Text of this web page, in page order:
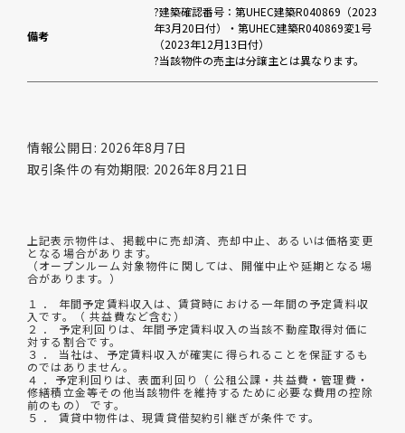
備考
?建築確認番号：第UHEC建築R040869（2023
年3月20日付）・第UHEC建築R040869変1号
（2023年12月13日付）
?当該物件の売主は分譲主とは異なります。
情報公開日: 2026年8月7日
取引条件の有効期限: 2026年8月21日
上記表示物件は、掲載中に売却済、売却中止、あるいは価格変更
となる場合があります。
（オープンルーム対象物件に関しては、開催中止や延期となる場
合があります。）
１ ． 年間予定賃料収入は、賃貸時における一年間の予定賃料収
入です。（ 共益費など含む）
２ ． 予定利回りは、年間予定賃料収入の当該不動産取得対価に
対する割合です。
３ ． 当社は、予定賃料収入が確実に得られることを保証するも
のではありません。
４ ．予定利回りは、表面利回り（ 公租公課・共益費・管理費・
修繕積立金等その他当該物件を維持するために必要な費用の控除
前のもの） です。
５ ． 賃貸中物件は、現賃貸借契約引継ぎが条件です。